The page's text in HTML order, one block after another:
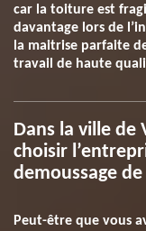
car la toiture est
davantage lors de
la maitrise parfaite
travail de haute
Dans la ville de
choisir
demoussage
Peut-être que vous